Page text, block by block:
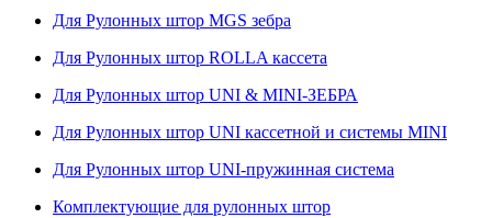
Для Рулонных штор MGS зебра
Для Рулонных штор ROLLA кассета
Для Рулонных штор UNI & MINI-ЗЕБРА
Для Рулонных штор UNI кассетной и системы MINI
Для Рулонных штор UNI-пружинная система
Комплектующие для рулонных штор